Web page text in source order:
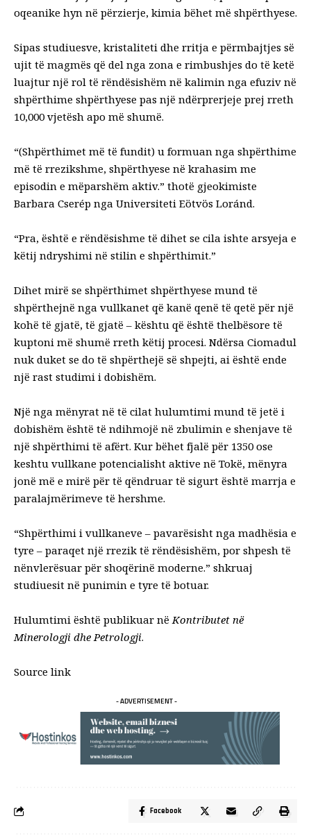
oqeanike hyn në përzierje, kimia bëhet më shpërthyese.
Sipas studiuesve, kristaliteti dhe rritja e përmbajtjes së
ujit të magmës që del nga zona e rimbushjes do të ketë
luajtur një rol të rëndësishëm në kalimin nga efuziv në
shpërthime shpërthyese pas një ndërprerjeje prej rreth
10,000 vjetësh apo më shumë.
“(Shpërthimet më të fundit) u formuan nga shpërthime
më të rrezikshme, shpërthyese në krahasim me
episodin e mëparshëm aktiv.” thotë gjeokimiste
Barbara Cserép nga Universiteti Eötvös Loránd.
“Pra, është e rëndësishme të dihet se cila ishte arsyeja e
këtij ndryshimi në stilin e shpërthimit.”
Dihet mirë se shpërthimet shpërthyese mund të
shpërthejnë nga vullkanet që kanë qenë të qetë për një
kohë të gjatë, të gjatë – kështu që është thelbësore të
kuptoni më shumë rreth këtij procesi. Ndërsa Ciomadul
nuk duket se do të shpërthejë së shpejti, ai është ende
një rast studimi i dobishëm.
Një nga mënyrat në të cilat hulumtimi mund të jetë i
dobishëm është të ndihmojë në zbulimin e shenjave të
një shpërthimi të afërt. Kur bëhet fjalë për 1350 ose
keshtu vullkane potencialisht aktive në Tokë, mënyra
jonë më e mirë për të qëndruar të sigurt është marrja e
paralajmërimeve të hershme.
“Shpërthimi i vullkaneve – pavarësisht nga madhësia e
tyre – paraqet një rrezik të rëndësishëm, por shpesh të
nënvlerësuar për shoqërinë moderne.” shkruaj
studiuesit në punimin e tyre të botuar.
Hulumtimi është publikuar në Kontributet në
Minerologji dhe Petrologji.
Source link
- ADVERTISEMENT -
Facebook